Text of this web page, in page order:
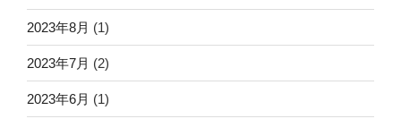
2023年8月 (1)
2023年7月 (2)
2023年6月 (1)